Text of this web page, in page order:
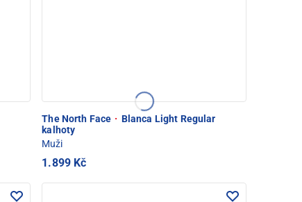
The North Face · Blanca Light Regular
kalhoty
Muži
1.899 Kč